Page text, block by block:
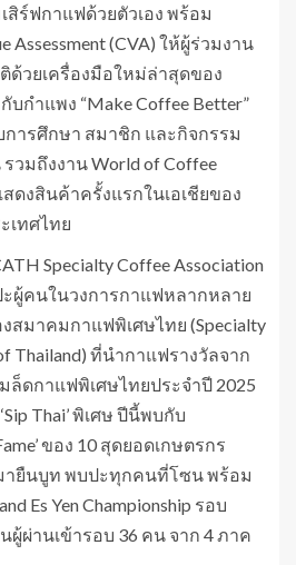
สิร์ฟกาแฟด้วยตัวเอง พร้อม
Assessment (CVA) ให้ผู้ร่วมงาน
ด้วยเครื่องมือใหม่ล่าสุดของ
บกำแพง “Make Coffee Better”
ารศึกษา สมาชิก และกิจกรรม
วมถึงงาน World of Coffee
สดงสินค้าครั้งแรกในเอเชียของ
เทศไทย
Specialty Coffee Association
ผู้คนในวงการกาแฟหลากหลาย
สมาคมกาแฟพิเศษไทย (Specialty
Thailand) ที่นำกาแฟรางวัลจาก
ล็ดกาแฟพิเศษไทยประจำปี 2025
Thai’ พิเศษ ปีนี้พบกับ
ของ 10 สุดยอดเกษตรกร
ายืนบูท พบปะทุกคนที่โซน พร้อม
Es Yen Championship รอบ
ผู้ผ่านเข้ารอบ 36 คน จาก 4 ภาค